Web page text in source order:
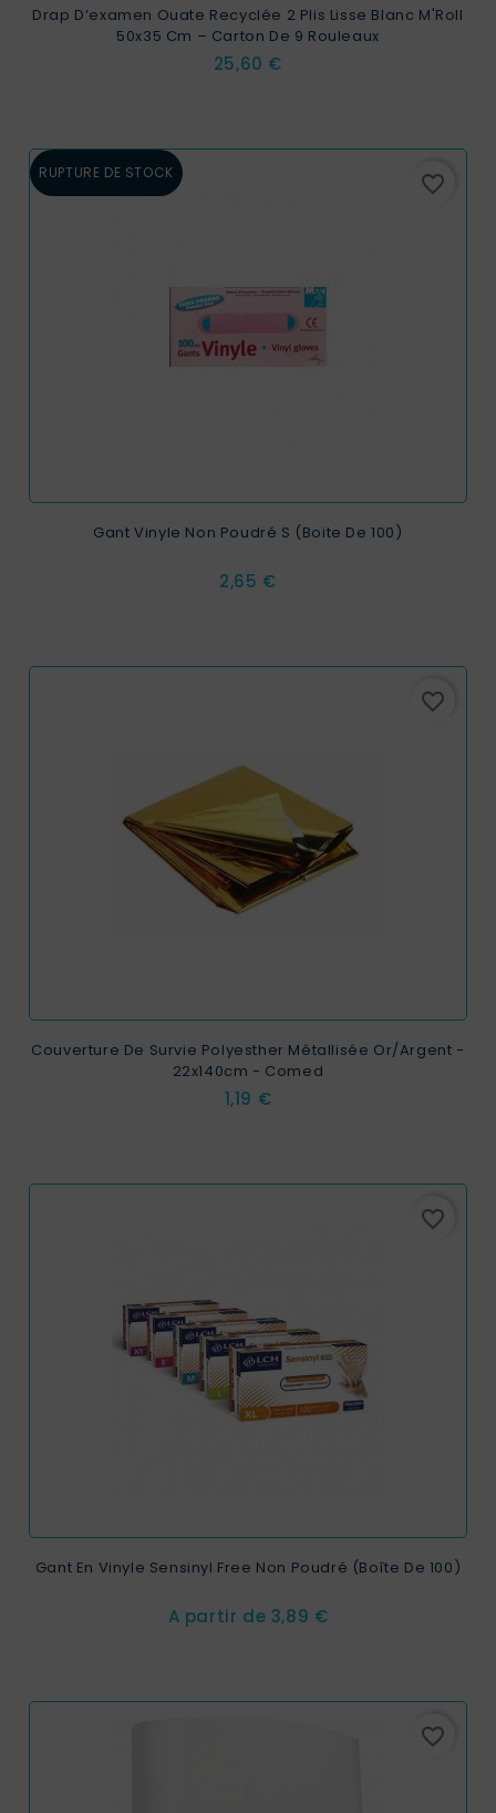
Drap D’examen Ouate Recyclée 2 Plis Lisse Blanc M'Roll
50x35 Cm – Carton De 9 Rouleaux
Prix
25,60 €
RUPTURE DE STOCK favorite_border
Gant Vinyle Non Poudré S (boite De 100)
Prix
2,65 €
favorite_border
Couverture De Survie Polyesther Métallisée Or/argent -
22x140cm - Comed
Prix
1,19 €
favorite_border
Gant En Vinyle Sensinyl Free Non Poudré (Boîte De 100)
A partir de Prix
3,89 €
favorite_border